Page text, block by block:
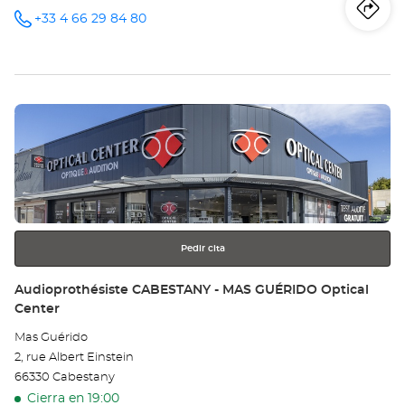
número
+33 4 66 29 84 80
a
Pulse
para
obtener
más
información
Pedir cita
Tienda:
Audioprothésiste CABESTANY - MAS GUÉRIDO Optical
Center
Mas Guérido
2, rue Albert Einstein
66330 Cabestany
Cierra en 19:00